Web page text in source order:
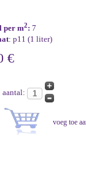
per m2: 7
: p11 (1 liter)
€
aantal: